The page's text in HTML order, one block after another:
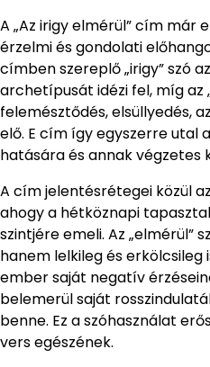
A „Az irigy elmérül” cím már
érzelmi és gondolati
címben szereplő „irigy” szó
archetípusát idézi fel, míg az
felemésztődés, elsüllyedés,
elő. E cím így egyszerre utal
hatására és annak végzetes
A cím jelentésrétegei közül
ahogy a hétköznapi
szintjére emeli. Az „elmérül”
hanem lelkileg és erkölcsileg
ember saját negatív
belemerül saját
benne. Ez a szóhasználat
vers egészének.